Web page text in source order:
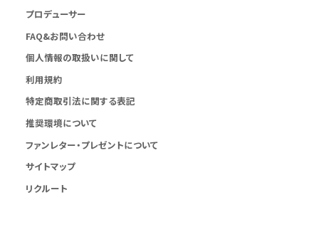
プロデューサー
FAQ&お問い合わせ
個人情報の取扱いに関して
利用規約
特定商取引法に関する表記
推奨環境について
ファンレター・プレゼントについて
サイトマップ
リクルート